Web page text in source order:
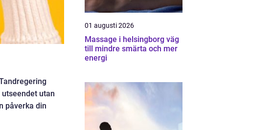
utan
påverka din
01 augusti 2026
Massage i helsingborg väg
till mindre smärta och mer
energi